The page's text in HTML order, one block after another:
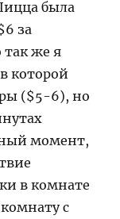
была
за
же я
которой
($5-6), но
момент,
в комнате
с